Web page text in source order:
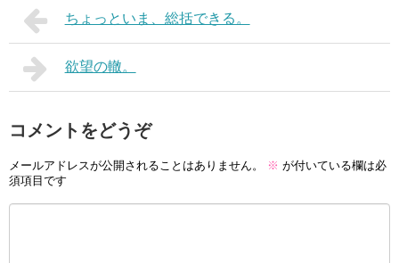
ちょっといま、総括できる。
欲望の轍。
コメントをどうぞ
メールアドレスが公開されることはありません。 ※ が付いている欄は必
須項目です